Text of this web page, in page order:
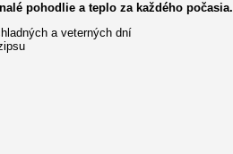
pohodlie a teplo za každého počasia.
a veterných dní